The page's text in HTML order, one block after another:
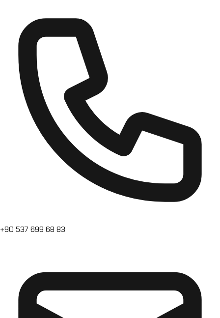
+90 537 699 68 83